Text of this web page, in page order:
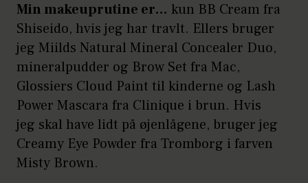
Min makeuprutine er… kun BB Cream fra
Shiseido, hvis jeg har travlt. Ellers bruger
jeg Miilds Natural Mineral Concealer Duo,
mineralpudder og Brow Set fra Mac,
Glossiers Cloud Paint til kinderne og Lash
Power Mascara fra Clinique i brun. Hvis
jeg skal have lidt på øjenlågene, bruger jeg
Creamy Eye Powder fra Tromborg i farven
Misty Brown.